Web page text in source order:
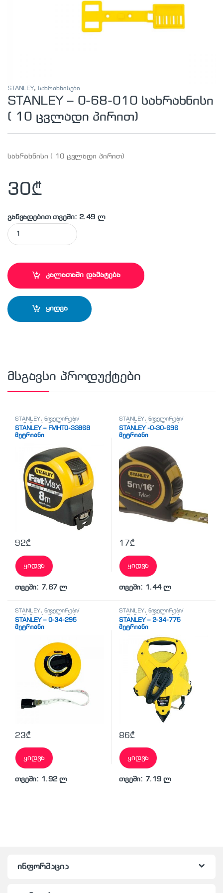
STANLEY, სახრახნისები
STANLEY – 0-68-010 სახრახნისი
( 10 ცვლადი პირით)
სახრახნისი ( 10 ცვლადი პირით)
30₾
განვადებით თვეში: 2.49 ლ
STANLEY - 0-68-010 სახრახნისი ( 10 ცვლადი პირით)
კალათაში დამატება
ყიდვა
მსგავსი პროდუქტები
STANLEY, ნიველირები/
თარაზოები/მეტრიანები
STANLEY – FMHT0-33868
მეტრიანი
92₾
ყიდვა
თვეში: 7.67 ლ
STANLEY, ნიველირები/
თარაზოები/მეტრიანები
STANLEY -0-30-696
მეტრიანი
17₾
ყიდვა
თვეში: 1.44 ლ
STANLEY, ნიველირები/
თარაზოები/მეტრიანები
STANLEY – 0-34-295
მეტრიანი
23₾
ყიდვა
თვეში: 1.92 ლ
STANLEY, ნიველირები/
თარაზოები/მეტრიანები
STANLEY – 2-34-775
მეტრიანი
86₾
ყიდვა
თვეში: 7.19 ლ
ინფორმაცია